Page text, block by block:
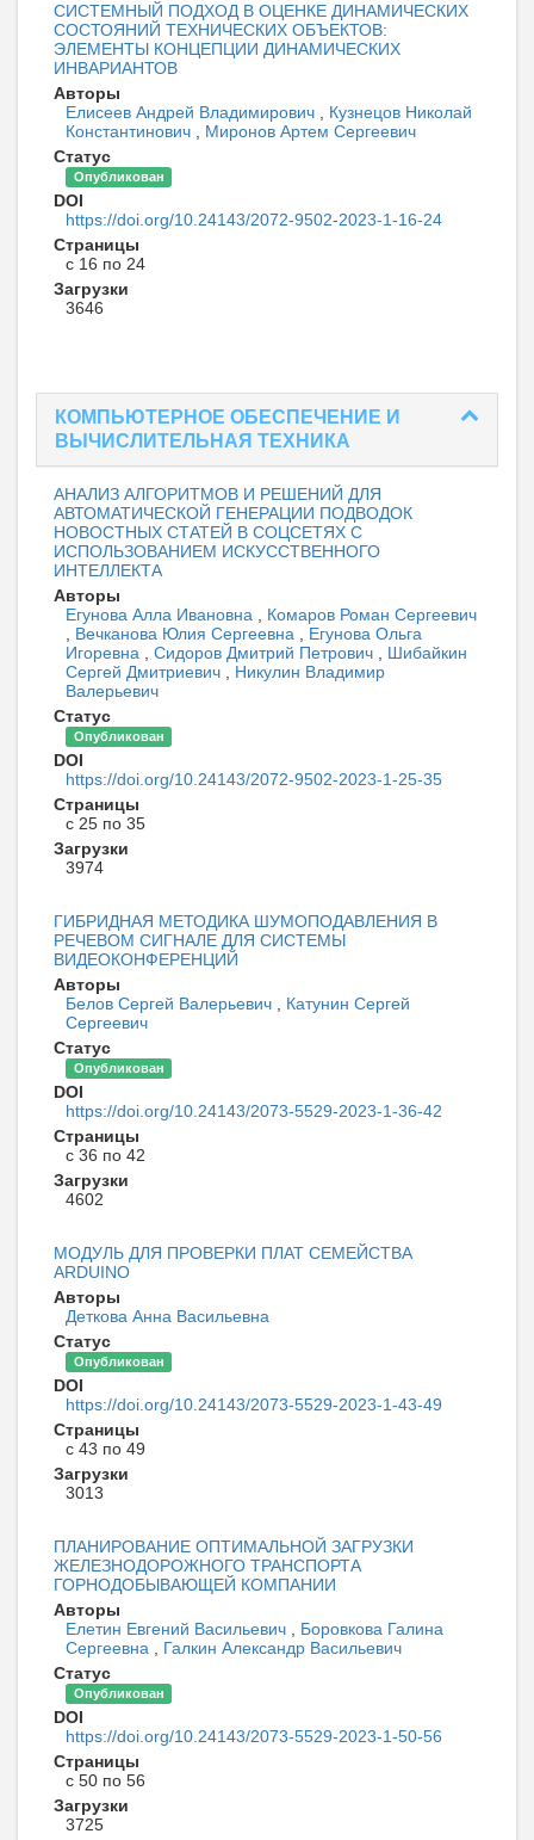
СИСТЕМНЫЙ ПОДХОД В ОЦЕНКЕ ДИНАМИЧЕСКИХ
СОСТОЯНИЙ ТЕХНИЧЕСКИХ ОБЪЕКТОВ:
ЭЛЕМЕНТЫ КОНЦЕПЦИИ ДИНАМИЧЕСКИХ
ИНВАРИАНТОВ
Авторы
Елисеев Андрей Владимирович
Кузнецов Николай
Константинович
Миронов Артем Сергеевич
Статус
Опубликован
DOI
https://doi.org/10.24143/2072-9502-2023-1-16-24
Страницы
с 16 по 24
Загрузки
3646
КОМПЬЮТЕРНОЕ ОБЕСПЕЧЕНИЕ И
ВЫЧИСЛИТЕЛЬНАЯ ТЕХНИКА
АНАЛИЗ АЛГОРИТМОВ И РЕШЕНИЙ ДЛЯ
АВТОМАТИЧЕСКОЙ ГЕНЕРАЦИИ ПОДВОДОК
НОВОСТНЫХ СТАТЕЙ В СОЦСЕТЯХ С
ИСПОЛЬЗОВАНИЕМ ИСКУССТВЕННОГО
ИНТЕЛЛЕКТА
Авторы
Егунова Алла Ивановна
Комаров Роман Сергеевич
Вечканова Юлия Сергеевна
Егунова Ольга
Игоревна
Сидоров Дмитрий Петрович
Шибайкин
Сергей Дмитриевич
Никулин Владимир
Валерьевич
Статус
Опубликован
DOI
https://doi.org/10.24143/2072-9502-2023-1-25-35
Страницы
с 25 по 35
Загрузки
3974
ГИБРИДНАЯ МЕТОДИКА ШУМОПОДАВЛЕНИЯ В
РЕЧЕВОМ СИГНАЛЕ ДЛЯ СИСТЕМЫ
ВИДЕОКОНФЕРЕНЦИЙ
Авторы
Белов Сергей Валерьевич
Катунин Сергей
Сергеевич
Статус
Опубликован
DOI
https://doi.org/10.24143/2073-5529-2023-1-36-42
Страницы
с 36 по 42
Загрузки
4602
МОДУЛЬ ДЛЯ ПРОВЕРКИ ПЛАТ СЕМЕЙСТВА
ARDUINO
Авторы
Деткова Анна Васильевна
Статус
Опубликован
DOI
https://doi.org/10.24143/2073-5529-2023-1-43-49
Страницы
с 43 по 49
Загрузки
3013
ПЛАНИРОВАНИЕ ОПТИМАЛЬНОЙ ЗАГРУЗКИ
ЖЕЛЕЗНОДОРОЖНОГО ТРАНСПОРТА
ГОРНОДОБЫВАЮЩЕЙ КОМПАНИИ
Авторы
Елетин Евгений Васильевич
Боровкова Галина
Сергеевна
Галкин Александр Васильевич
Статус
Опубликован
DOI
https://doi.org/10.24143/2073-5529-2023-1-50-56
Страницы
с 50 по 56
Загрузки
3725